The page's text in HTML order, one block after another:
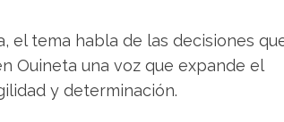
el tema habla de las decisiones
Ouineta una voz que expande el
y determinación.